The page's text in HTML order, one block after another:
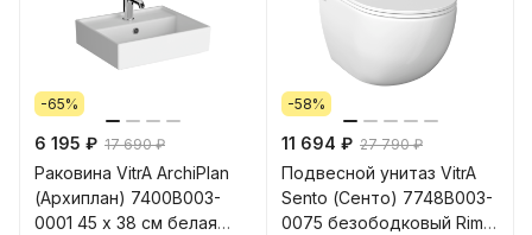
-65%
6 195 ₽ 17 690 ₽
Раковина VitrA ArchiPlan
(Архиплан) 7400B003-
0001 45 x 38 см белая
-58%
11 694 ₽ 27 790 ₽
Подвесной унитаз VitrA
Sento (Сенто) 7748B003-
0075 безободковый Rim-